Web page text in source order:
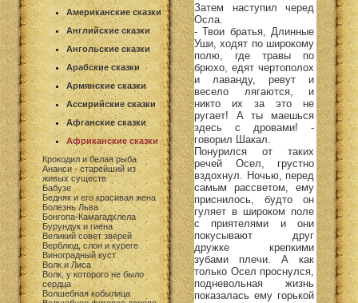
Американские сказки
Английские сказки
Ангольские сказки
Арабские сказки
Армянские сказки
Ассирийские сказки
Афганские сказки
Африканские сказки
Крокодил и белая рыба
Ананси - старейший из
живых существ
Бабузе
Бедняк и его красивая жена
Болезнь Льва
Бонгопа-Камагадхлела
Бурундук и гиена
Великий совет зверей
Верблюд, слон и куреге
Виноградный куст
Волк и Лиса
Волк, у которого не было
сердца
Волшебная кобылица
Затем наступил черед
Осла.
- Твои братья, Длинные
Уши, ходят по широкому
полю, где травы по
брюхо, едят чертополох
и лаванду, ревут и
весело лягаются, и
никто их за это не
ругает! А ты маешься
здесь с дровами! -
говорил Шакал.
Понурился от таких
речей Осел, грустно
вздохнул. Ночью, перед
самым рассветом, ему
приснилось, будто он
гуляет в широком поле
с приятелями и они
покусывают друг
дружке крепкими
зубами плечи. А как
только Осел проснулся,
подневольная жизнь
показалась ему горькой